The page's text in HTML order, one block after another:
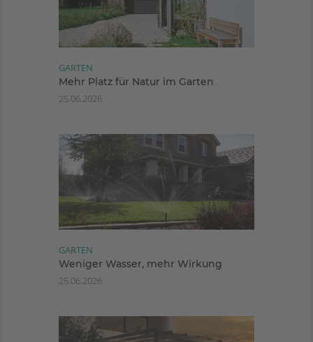
GARTEN
Mehr Platz für Natur im Garten
25.06.2026
GARTEN
Weniger Wasser, mehr Wirkung
25.06.2026